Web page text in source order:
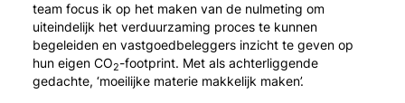
team focus ik op het maken van de nulmeting om
uiteindelijk het verduurzaming proces te kunnen
begeleiden en vastgoedbeleggers inzicht te geven op
hun eigen CO2-footprint. Met als achterliggende
gedachte, ‘moeilijke materie makkelijk maken’.